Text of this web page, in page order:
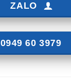
ZALO
0949 60 3979